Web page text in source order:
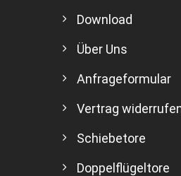
Download
Über Uns
Anfrageformular
Vertrag
Schiebetore
Doppelflügeltore